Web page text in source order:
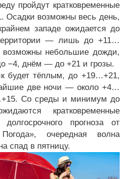
пройдут кратковременные
Осадки возможны весь день,
западе ожидается до
— лишь до +11…
возможны небольшие дожди,
−4, днём — до +21 и грозы.
будет тёплым, до +19…+21,
две ночи — около +4…
Со среды и минимум до
кратковременные
прогноза от
очередная волна
спад в пятницу.